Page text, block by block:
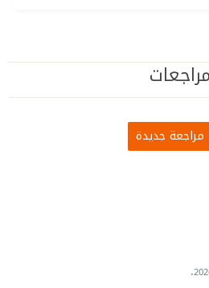
مراجعات
مراجعة جديدة
.